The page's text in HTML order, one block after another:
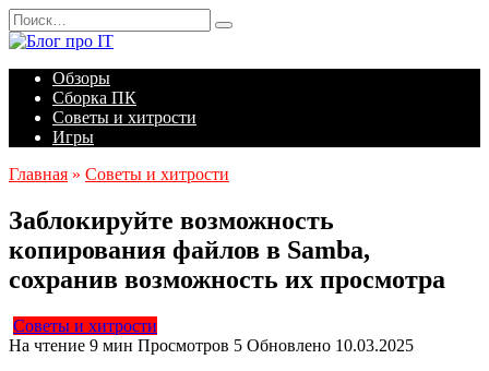
Перейти
к
содержанию
Search
for:
Обзоры
Сборка ПК
Советы и хитрости
Игры
Главная » Советы и хитрости
Заблокируйте возможность
копирования файлов в Samba,
сохранив возможность их просмотра
Советы и хитрости
На чтение 9 мин Просмотров 5 Обновлено 10.03.2025